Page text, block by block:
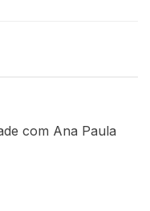
com Ana Paula